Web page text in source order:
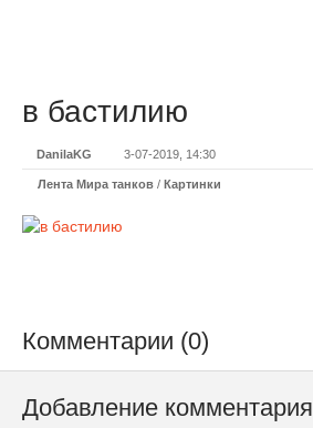
в бастилию
DanilaKG 3-07-2019, 14:30
Лента Мира танков / Картинки
Комментарии (0)
Добавление комментария